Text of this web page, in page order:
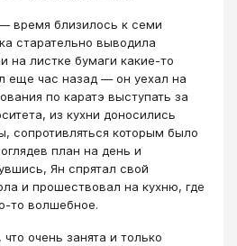
время близилось к семи
старательно выводила
листке бумаги какие-то
еще час назад — он уехал на
по каратэ выступать за
из кухни доносились
сопротивляться которым было
план на день и
Ян спрятал свой
и прошествовал на кухню, где
то волшебное.
очень занята и только